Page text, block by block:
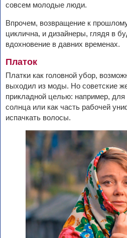
совсем молодые люди.
Впрочем, возвращение к
циклична, и дизайнеры, глядя в
вдохновение в давних временах.
Платок
Платки как головной убор,
выходил из моды. Но советские
прикладной целью: например,
солнца или как часть рабочей
испачкать волосы.